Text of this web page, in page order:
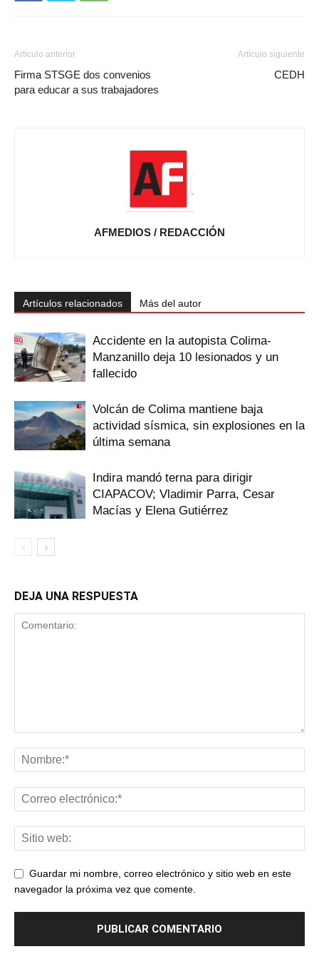
Artículo anterior
Firma STSGE dos convenios
para educar a sus trabajadores
Artículo siguiente
CEDH
AFMEDIOS / REDACCIÓN
Artículos relacionados Más del autor
Accidente en la autopista Colima-
Manzanillo deja 10 lesionados y un
fallecido
Volcán de Colima mantiene baja
actividad sísmica, sin explosiones en la
última semana
Indira mandó terna para dirigir
CIAPACOV; Vladimir Parra, Cesar
Macías y Elena Gutiérrez
DEJA UNA RESPUESTA
Guardar mi nombre, correo electrónico y sitio web en este
navegador la próxima vez que comente.